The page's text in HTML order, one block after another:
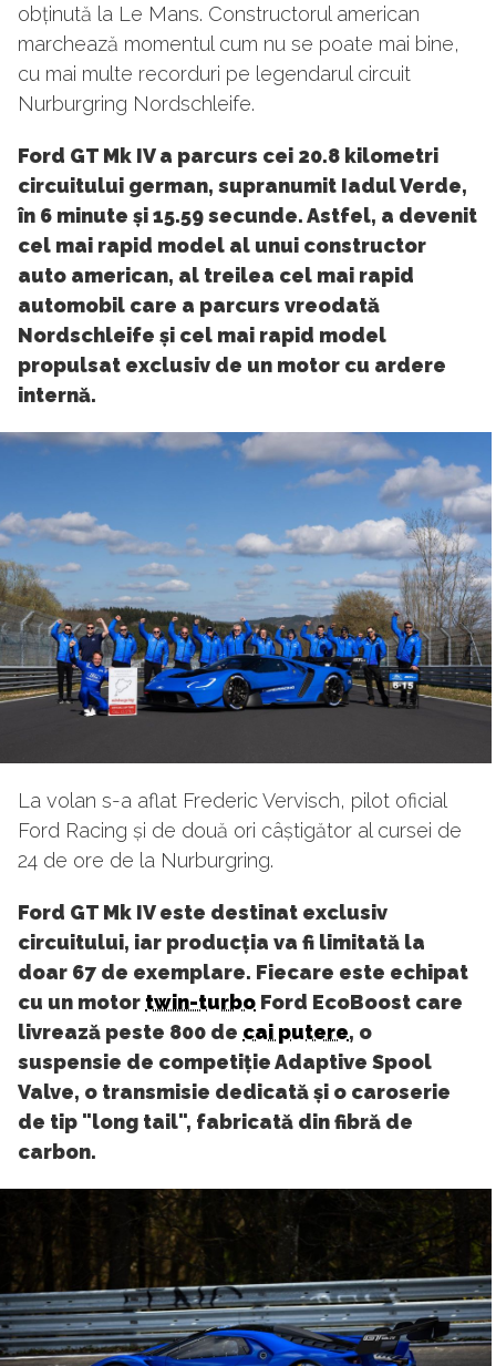
obținută la Le Mans. Constructorul american
marchează momentul cum nu se poate mai bine,
cu mai multe recorduri pe legendarul circuit
Nurburgring Nordschleife.
Ford GT Mk IV a parcurs cei 20.8 kilometri
circuitului german, supranumit Iadul Verde,
în 6 minute și 15.59 secunde. Astfel, a devenit
cel mai rapid model al unui constructor
auto american, al treilea cel mai rapid
automobil care a parcurs vreodată
Nordschleife și cel mai rapid model
propulsat exclusiv de un motor cu ardere
internă.
La volan s-a aflat Frederic Vervisch, pilot oficial
Ford Racing și de două ori câștigător al cursei de
24 de ore de la Nurburgring.
Ford GT Mk IV este destinat exclusiv
circuitului, iar producția va fi limitată la
doar 67 de exemplare. Fiecare este echipat
cu un motor twin-turbo Ford EcoBoost care
livrează peste 800 de cai putere, o
suspensie de competiție Adaptive Spool
Valve, o transmisie dedicată și o caroserie
de tip "long tail", fabricată din fibră de
carbon.